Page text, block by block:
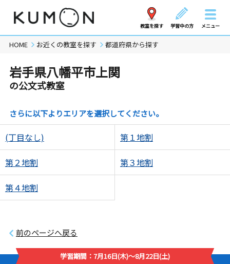
教室を探す 学習中の方 メニュー
HOME お近くの教室を探す 都道府県から探す
岩手県八幡平市上関
の公文式教室
さらに以下よりエリアを選択してください。
(丁目なし) 第１地割
第２地割 第３地割
第４地割
前のページへ戻る
学習期間：7月16日(木)～8月22日(土)